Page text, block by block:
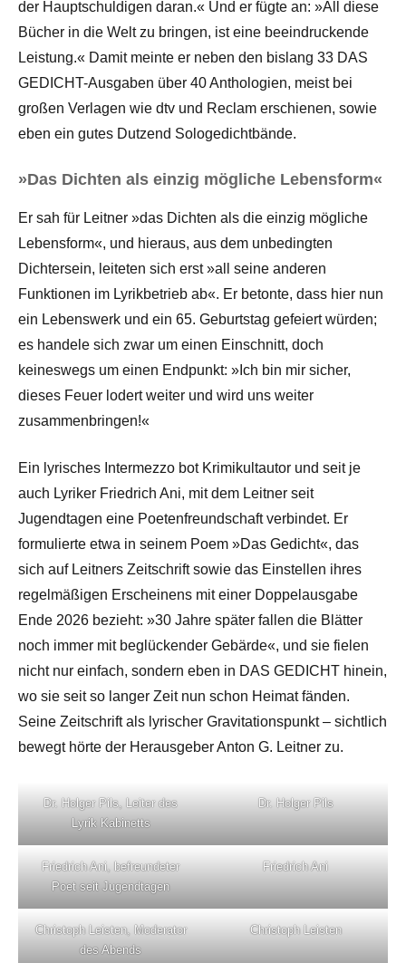
der Hauptschuldigen daran.« Und er fügte an: »All diese
Bücher in die Welt zu bringen, ist eine beeindruckende
Leistung.« Damit meinte er neben den bislang 33 DAS
GEDICHT-Ausgaben über 40 Anthologien, meist bei
großen Verlagen wie dtv und Reclam erschienen, sowie
eben ein gutes Dutzend Sologedichtbände.
»Das Dichten als einzig mögliche Lebensform«
Er sah für Leitner »das Dichten als die einzig mögliche
Lebensform«, und hieraus, aus dem unbedingten
Dichtersein, leiteten sich erst »all seine anderen
Funktionen im Lyrikbetrieb ab«. Er betonte, dass hier nun
ein Lebenswerk und ein 65. Geburtstag gefeiert würden;
es handele sich zwar um einen Einschnitt, doch
keineswegs um einen Endpunkt: »Ich bin mir sicher,
dieses Feuer lodert weiter und wird uns weiter
zusammenbringen!«
Ein lyrisches Intermezzo bot Krimikultautor und seit je
auch Lyriker Friedrich Ani, mit dem Leitner seit
Jugendtagen eine Poetenfreundschaft verbindet. Er
formulierte etwa in seinem Poem »Das Gedicht«, das
sich auf Leitners Zeitschrift sowie das Einstellen ihres
regelmäßigen Erscheinens mit einer Doppelausgabe
Ende 2026 bezieht: »30 Jahre später fallen die Blätter
noch immer mit beglückender Gebärde«, und sie fielen
nicht nur einfach, sondern eben in DAS GEDICHT hinein,
wo sie seit so langer Zeit nun schon Heimat fänden.
Seine Zeitschrift als lyrischer Gravitationspunkt – sichtlich
bewegt hörte der Herausgeber Anton G. Leitner zu.
Dr. Holger Pils, Leiter des
Lyrik Kabinetts
Dr. Holger Pils
Friedrich Ani, befreundeter
Poet seit Jugendtagen
Friedrich Ani
Christoph Leisten, Moderator
des Abends
Christoph Leisten